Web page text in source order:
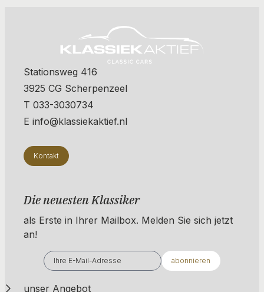
Stationsweg 416
3925 CG Scherpenzeel
T 033-3030734
E info@klassiekaktief.nl
Kontakt
Die neuesten Klassiker
als Erste in Ihrer Mailbox. ​​​​​​Melden Sie sich jetzt
an!
abonnieren
unser Angebot